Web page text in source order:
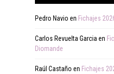
Pedro Navio en Fichajes
Carlos Revuelta Garcia en
Diomande
Raúl Castaño en Fichajes